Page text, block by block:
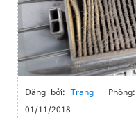
Đăng bởi: TrangPhòng:
01/11/2018